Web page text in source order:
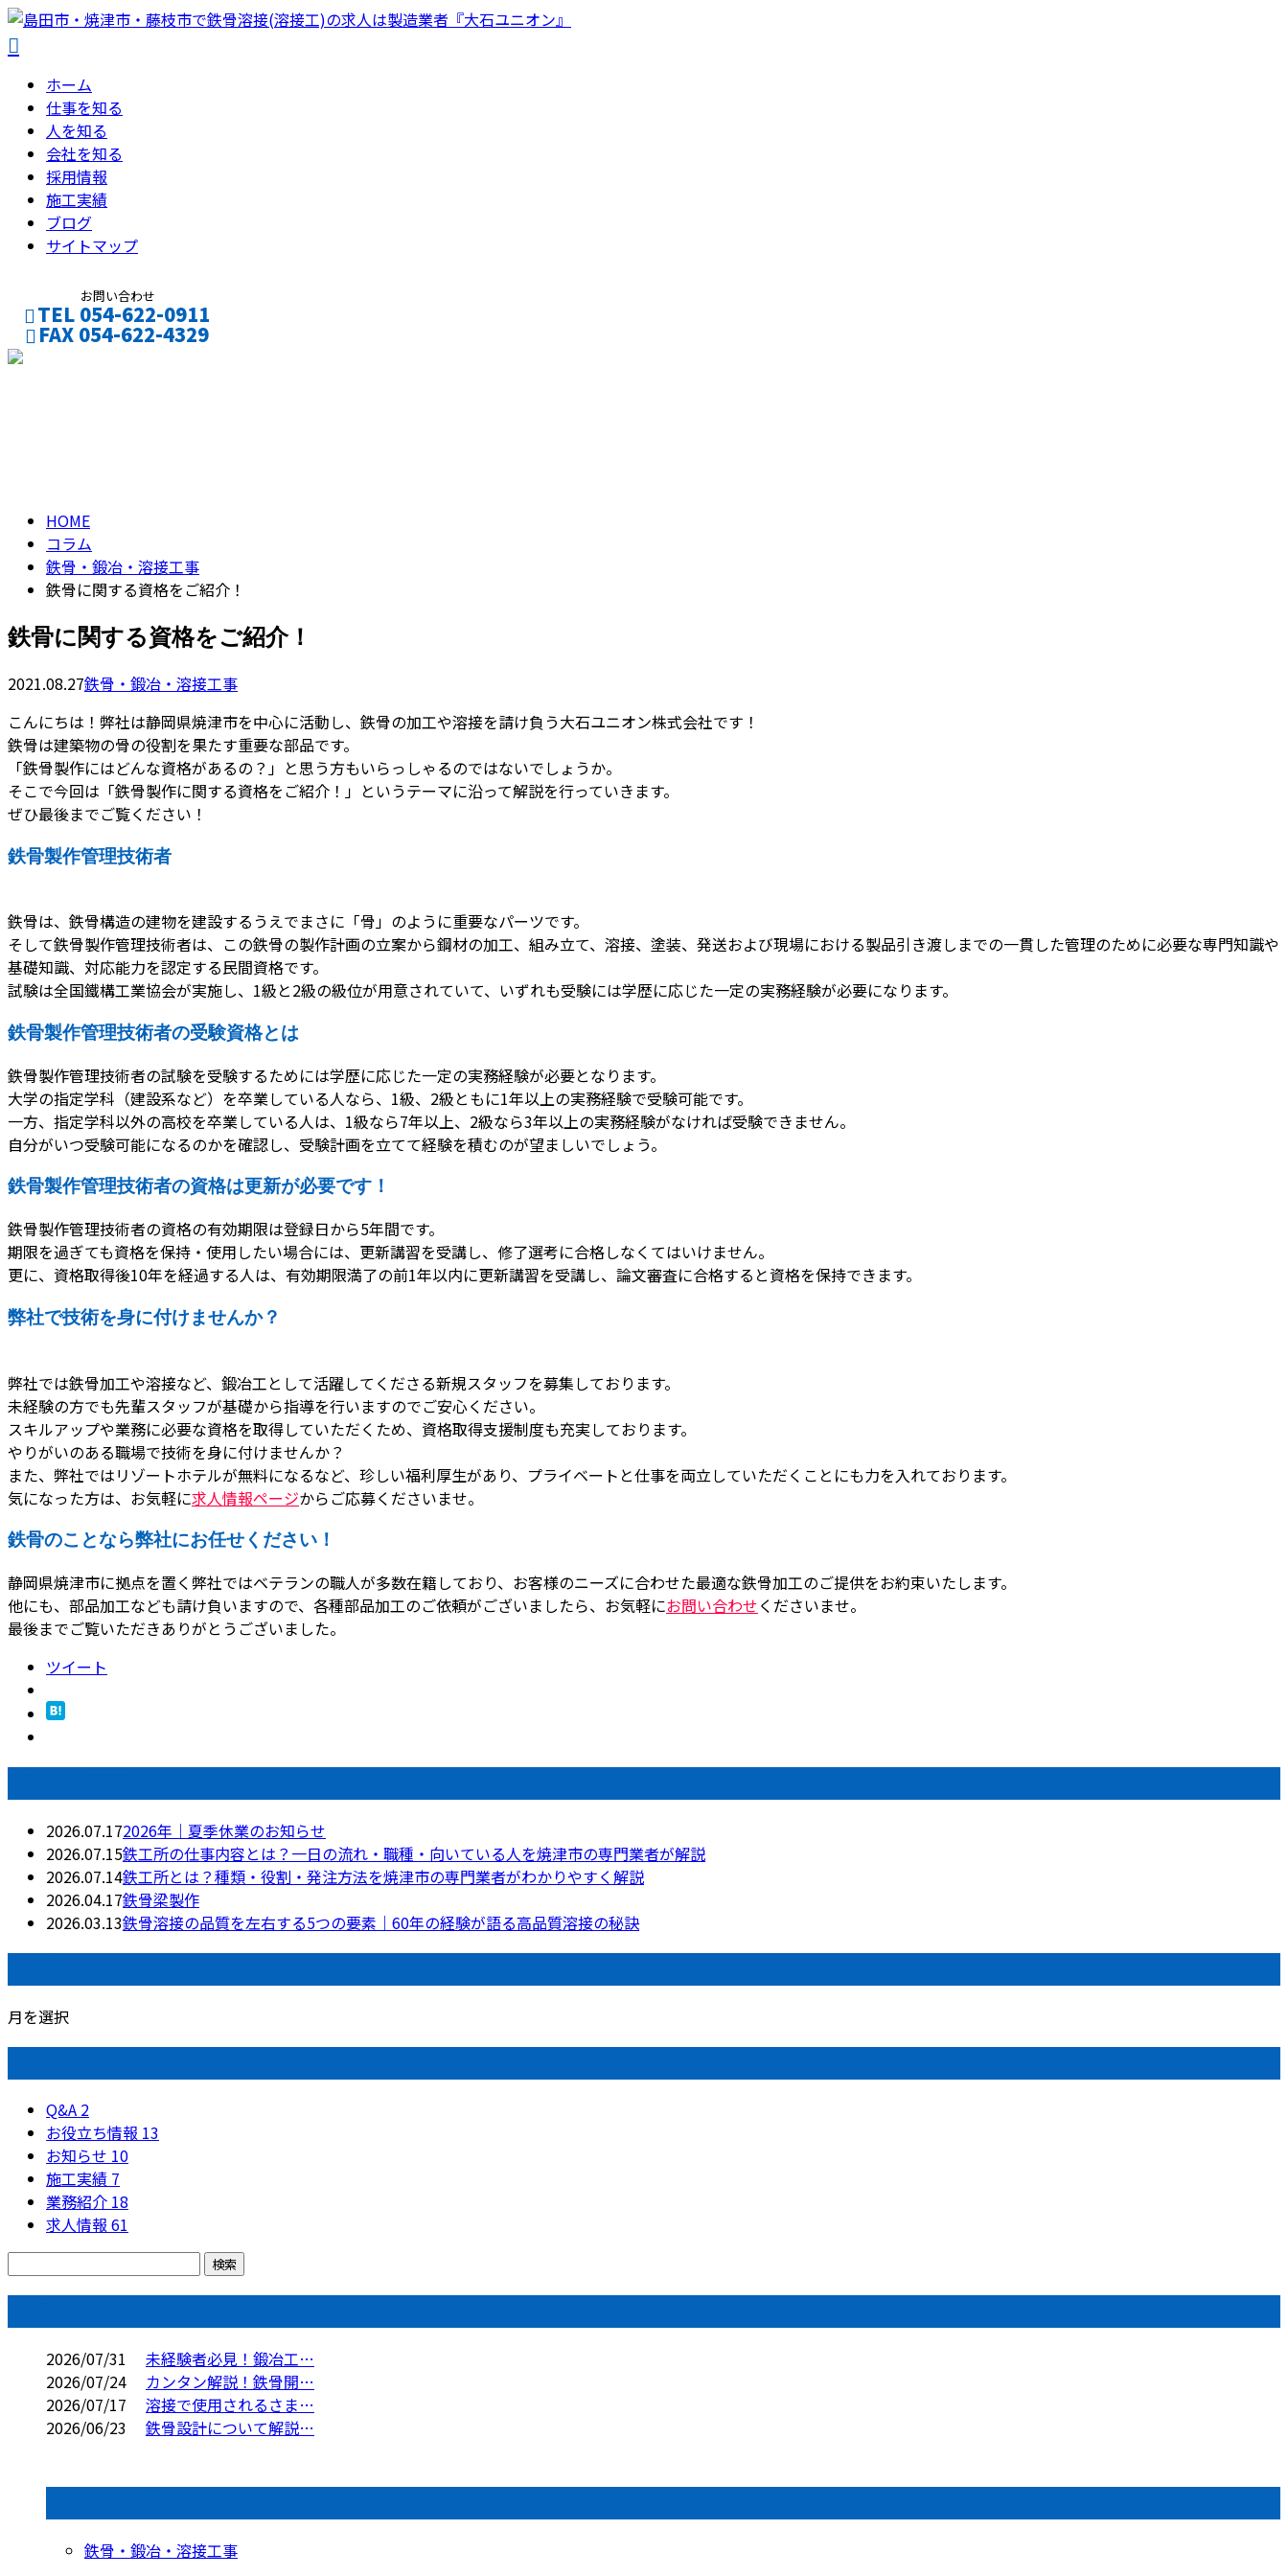
ホーム
仕事を知る
人を知る
会社を知る
採用情報
施工実績
ブログ
サイトマップ
お問い合わせ
TEL 054-622-0911
FAX 054-622-4329
HOME
コラム
鉄骨・鍛冶・溶接工事
鉄骨に関する資格をご紹介！
鉄骨に関する資格をご紹介！
2021.08.27鉄骨・鍛冶・溶接工事
こんにちは！弊社は静岡県焼津市を中心に活動し、鉄骨の加工や溶接を請け負う大石ユニオン株式会社です！
鉄骨は建築物の骨の役割を果たす重要な部品です。
「鉄骨製作にはどんな資格があるの？」と思う方もいらっしゃるのではないでしょうか。
そこで今回は「鉄骨製作に関する資格をご紹介！」というテーマに沿って解説を行っていきます。
ぜひ最後までご覧ください！
鉄骨製作管理技術者
鉄骨は、鉄骨構造の建物を建設するうえでまさに「骨」のように重要なパーツです。
そして鉄骨製作管理技術者は、この鉄骨の製作計画の立案から鋼材の加工、組み立て、溶接、塗装、発送および現場における製品引き渡しまでの一貫した管理のために必要な専門知識や
基礎知識、対応能力を認定する民間資格です。
試験は全国鐵構工業協会が実施し、1級と2級の級位が用意されていて、いずれも受験には学歴に応じた一定の実務経験が必要になります。
鉄骨製作管理技術者の受験資格とは
鉄骨製作管理技術者の試験を受験するためには学歴に応じた一定の実務経験が必要となります。
大学の指定学科（建設系など）を卒業している人なら、1級、2級ともに1年以上の実務経験で受験可能です。
一方、指定学科以外の高校を卒業している人は、1級なら7年以上、2級なら3年以上の実務経験がなければ受験できません。
自分がいつ受験可能になるのかを確認し、受験計画を立てて経験を積むのが望ましいでしょう。
鉄骨製作管理技術者の資格は更新が必要です！
鉄骨製作管理技術者の資格の有効期限は登録日から5年間です。
期限を過ぎても資格を保持・使用したい場合には、更新講習を受講し、修了選考に合格しなくてはいけません。
更に、資格取得後10年を経過する人は、有効期限満了の前1年以内に更新講習を受講し、論文審査に合格すると資格を保持できます。
弊社で技術を身に付けませんか？
弊社では鉄骨加工や溶接など、鍛冶工として活躍してくださる新規スタッフを募集しております。
未経験の方でも先輩スタッフが基礎から指導を行いますのでご安心ください。
スキルアップや業務に必要な資格を取得していただくため、資格取得支援制度も充実しております。
やりがいのある職場で技術を身に付けませんか？
また、弊社ではリゾートホテルが無料になるなど、珍しい福利厚生があり、プライベートと仕事を両立していただくことにも力を入れております。
気になった方は、お気軽に求人情報ページからご応募くださいませ。
鉄骨のことなら弊社にお任せください！
静岡県焼津市に拠点を置く弊社ではベテランの職人が多数在籍しており、お客様のニーズに合わせた最適な鉄骨加工のご提供をお約束いたします。
他にも、部品加工なども請け負いますので、各種部品加工のご依頼がございましたら、お気軽にお問い合わせくださいませ。
最後までご覧いただきありがとうございました。
ツイート
2026.07.172026年｜夏季休業のお知らせ
2026.07.15鉄工所の仕事内容とは？一日の流れ・職種・向いている人を焼津市の専門業者が解説
2026.07.14鉄工所とは？種類・役割・発注方法を焼津市の専門業者がわかりやすく解説
2026.04.17鉄骨梁製作
2026.03.13鉄骨溶接の品質を左右する5つの要素｜60年の経験が語る高品質溶接の秘訣
月を選択
Q&A 2
お役立ち情報 13
お知らせ 10
施工実績 7
業務紹介 18
求人情報 61
2026/07/31
未経験者必見！鍛冶工…
2026/07/24
カンタン解説！鉄骨開…
2026/07/17
溶接で使用されるさま…
2026/06/23
鉄骨設計について解説…
鉄骨・鍛冶・溶接工事